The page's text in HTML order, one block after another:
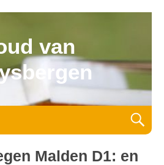
van
Malden D1: en